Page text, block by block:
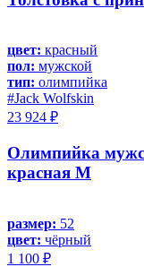
цвет: красный
пол: мужской
тип: олимпийка
#Jack Wolfskin
23 924 ₽
Олимпийка
красная M
размер: 52
цвет: чёрный
1 100 ₽